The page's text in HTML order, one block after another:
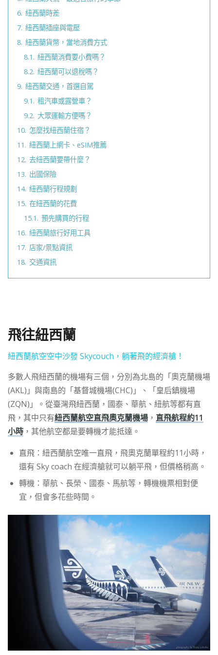
6. 紐西蘭時差
7. 紐西蘭插座與電壓
8. 紐西蘭貨幣，當地消費方式
8.1. 紐西蘭消費要小費嗎？
8.2. 紐西蘭可以退稅嗎？
9. 紐西蘭交通，首選自駕
9.1. 租汽車或露營車？
9.2. 大眾運輸方便嗎？
10. 怎麼找紐西蘭住宿？
11. 紐西蘭上網卡、eSIM推薦
12. 去紐西蘭要帶什麼？
13. 出國保險
14. 紐西蘭行程規劃
15. 在紐西蘭的花費
15.1. 預先購買的行程
16. 紐西蘭旅行好用工具
17. 店家/景點資訊
18. 交通資訊
飛往紐西蘭
紐西蘭航空空中沙發 Skycouch，躺著飛的經濟艙！
多數人飛紐西蘭的機場有三個，分別為北島的「奧克蘭機場
(AKL)」與南島的「基督城機場(CHC)」、「皇后鎮機場
(ZQN)」。從臺灣飛紐西蘭，國泰、華航、紐航等都有直
飛，其中只有紐西蘭航空直飛奧克蘭機場， 直飛航程約11
小時，其他航空都是要轉機才能抵達。
直飛：紐西蘭航空唯一直飛，飛奧克蘭單程約11小時，
還有 Sky coach 在經濟艙就可以躺平飛，但價格稍高。
轉機：華航、長榮、國泰、馬航等，轉機機票相對便
宜，但會多花些時間。